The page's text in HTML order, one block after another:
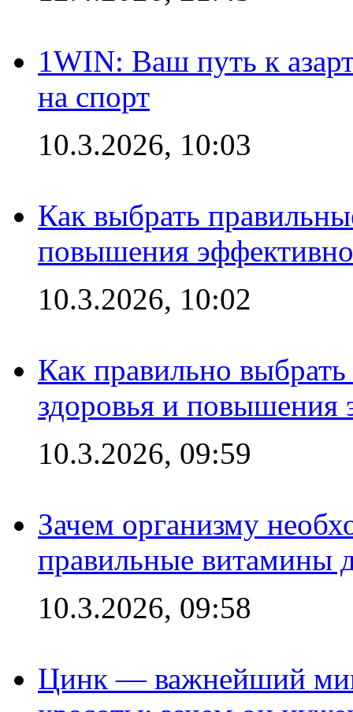
1WIN: Ваш путь к
на спорт
10.3.2026, 10:03
Как выбрать
повышения
10.3.2026, 10:02
Как правильно
здоровья и повышения
10.3.2026, 09:59
Зачем организму
правильные витамины
10.3.2026, 09:58
Цинк — важнейший